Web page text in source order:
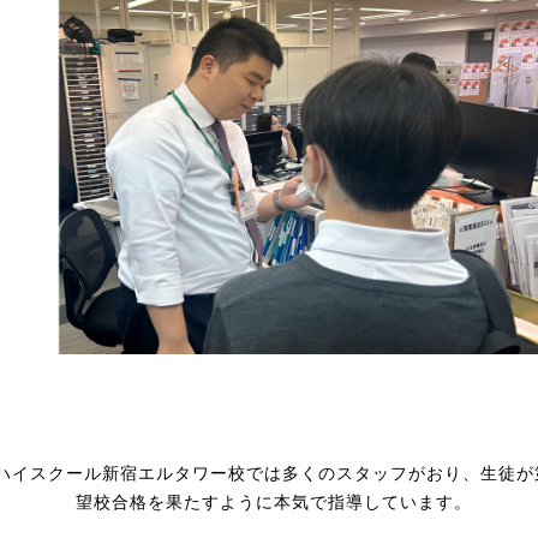
イスクール新宿エルタワー校では多くのスタッフがおり、生徒
望校合格を果たすように本気で指導しています。